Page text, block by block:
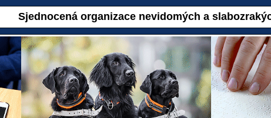
Sjednocená organizace nevidomých a